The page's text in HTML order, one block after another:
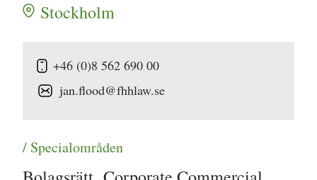
Stockholm
+46 (0)8 562 690 00
jan.flood@fhhlaw.se
/ Specialområden